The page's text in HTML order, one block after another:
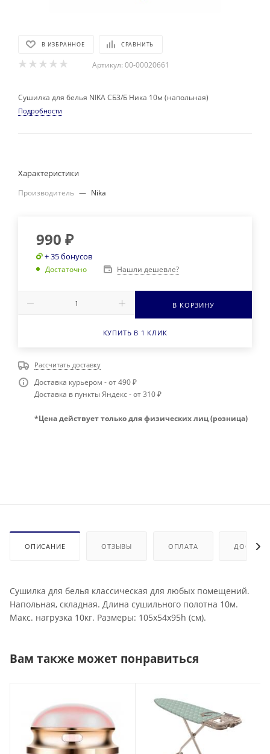
В ИЗБРАННОЕ СРАВНИТЬ
Артикул: 00-00020661
Сушилка для белья NIKA СБ3/Б Ника 10м (напольная)
Подробности
Характеристики
Производитель — Nika
990 ₽
+ 35 бонусов
Достаточно Нашли дешевле?
В КОРЗИНУ
КУПИТЬ В 1 КЛИК
Рассчитать доставку
Доставка курьером - от 490 ₽
Доставка в пункты Яндекс - от 310 ₽
*Цена действует только для физических лиц (розница)
ОПИСАНИЕ ОТЗЫВЫ ОПЛАТА
Сушилка для белья классическая для любых помещений.
Напольная, складная. Длина сушильного полотна 10м.
Макс. нагрузка 10кг. Размеры: 105x54x95h (см).
Вам также может понравиться